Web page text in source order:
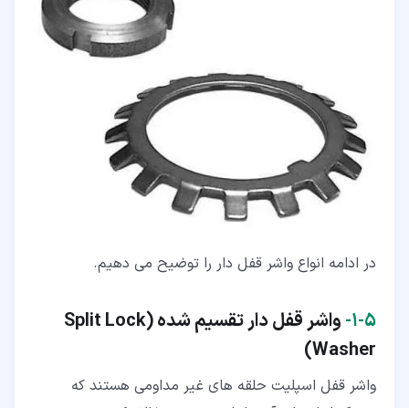
در ادامه انواع واشر قفل دار را توضیح می دهیم.
۵‏-‏۱‏-
واشر قفل دار تقسیم شده (Split Lock
Washer)
واشر قفل اسپلیت حلقه های غیر مداومی هستند که